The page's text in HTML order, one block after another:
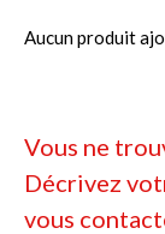
Aucun produit
Vous ne
Décrivez
vous